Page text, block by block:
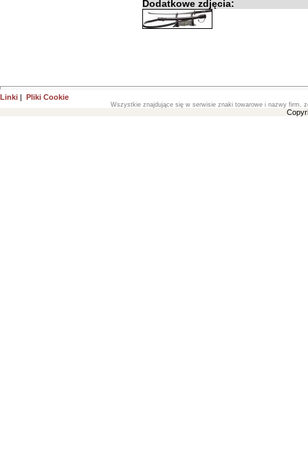
Dodatkowe zdjęcia:
Linki | Pliki Cookie
Wszystkie znajdujące się w serwisie znaki towarowe i nazwy firm,